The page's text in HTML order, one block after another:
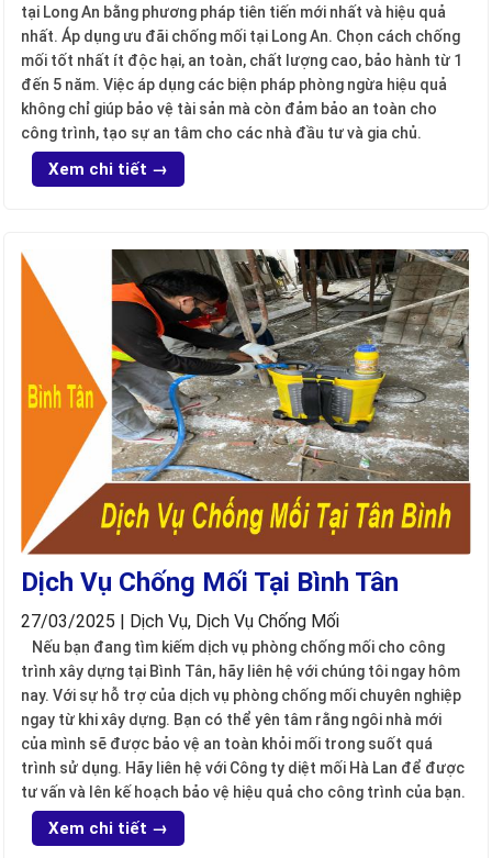
tại Long An bằng phương pháp tiên tiến mới nhất và hiệu quả
nhất. Áp dụng ưu đãi chống mối tại Long An. Chọn cách chống
mối tốt nhất ít độc hại, an toàn, chất lượng cao, bảo hành từ 1
đến 5 năm. Việc áp dụng các biện pháp phòng ngừa hiệu quả
không chỉ giúp bảo vệ tài sản mà còn đảm bảo an toàn cho
công trình, tạo sự an tâm cho các nhà đầu tư và gia chủ.
Xem chi tiết →
Dịch Vụ Chống Mối Tại Bình Tân
27/03/2025 | Dịch Vụ, Dịch Vụ Chống Mối
Nếu bạn đang tìm kiếm dịch vụ phòng chống mối cho công
trình xây dựng tại Bình Tân, hãy liên hệ với chúng tôi ngay hôm
nay. Với sự hỗ trợ của dịch vụ phòng chống mối chuyên nghiệp
ngay từ khi xây dựng. Bạn có thể yên tâm rằng ngôi nhà mới
của mình sẽ được bảo vệ an toàn khỏi mối trong suốt quá
trình sử dụng. Hãy liên hệ với Công ty diệt mối Hà Lan để được
tư vấn và lên kế hoạch bảo vệ hiệu quả cho công trình của bạn.
Xem chi tiết →